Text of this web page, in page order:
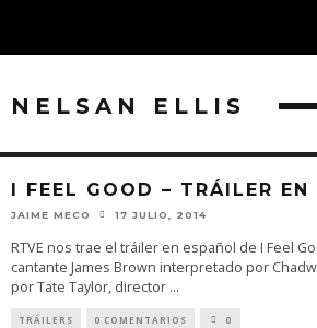
NELSAN ELLIS
I FEEL GOOD – TRÁILER EN
JAIME MECO 17 JULIO, 2014
RTVE nos trae el tráiler en español de I Feel
cantante James Brown interpretado por
por Tate Taylor, director ...
TRÁILERS 0 COMENTARIOS 0